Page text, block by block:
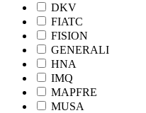
DKV
FIATC
FISION
GENERALI
HNA
IMQ
MAPFRE
MUSA